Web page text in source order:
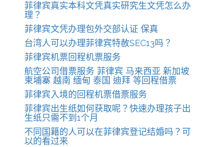
菲律宾真实本科文凭真实研究生文凭怎么办
理？
菲律宾文凭办理包外交部认证 保真
台湾人可以办理菲律宾特赦SEC13吗？
菲律宾机票回程机票服务
航空公司借票服务 菲律宾 马来西亚 新加坡
柬埔寨 越南 缅甸 泰国 迪拜 等回程借票
菲律宾入境的回程机票借票服务
菲律宾出生纸如何获取呢？快速办理孩子出
生纸只需不到1个月
不同国籍的人可以在菲律宾登记结婚吗？可
以的看过来